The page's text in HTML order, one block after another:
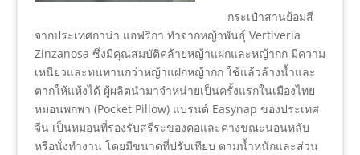
กระเป๋าสานย้อมสี
จากประเทศกาน่า แอฟริกา ทำจากหญ้าพันธุ์ Vertiveria
Zinzanosa ซึ่งมีคุณสมบัติคล้ายหญ้าแฝกและหญ้ากก มีความ
เหนียวและทนทานกว่าหญ้าแฝกหญ้ากก ใช้แล้วล้างน้ำและ
ตากให้แห้งได้ ผู้ผลิตนำมาจำหน่ายเป็นครั้งแรกในเมืองไทย
หมอนพกพา (Pocket Pillow) แบรนด์ Easynap ของประเทศ
จีน เป็นหมอนที่รองรับสรีระของคอและคางขณะนอนหลับ
หรือนั่งทำงาน โดยมีขนาดที่ปรับเทียบ ตามน้ำหนักและส่วน